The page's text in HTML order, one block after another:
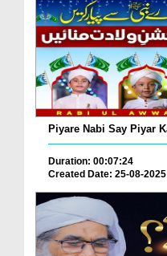
Piyare Nabi Say Piyar
Duration: 00:07:24
Created Date: 25-08-2025